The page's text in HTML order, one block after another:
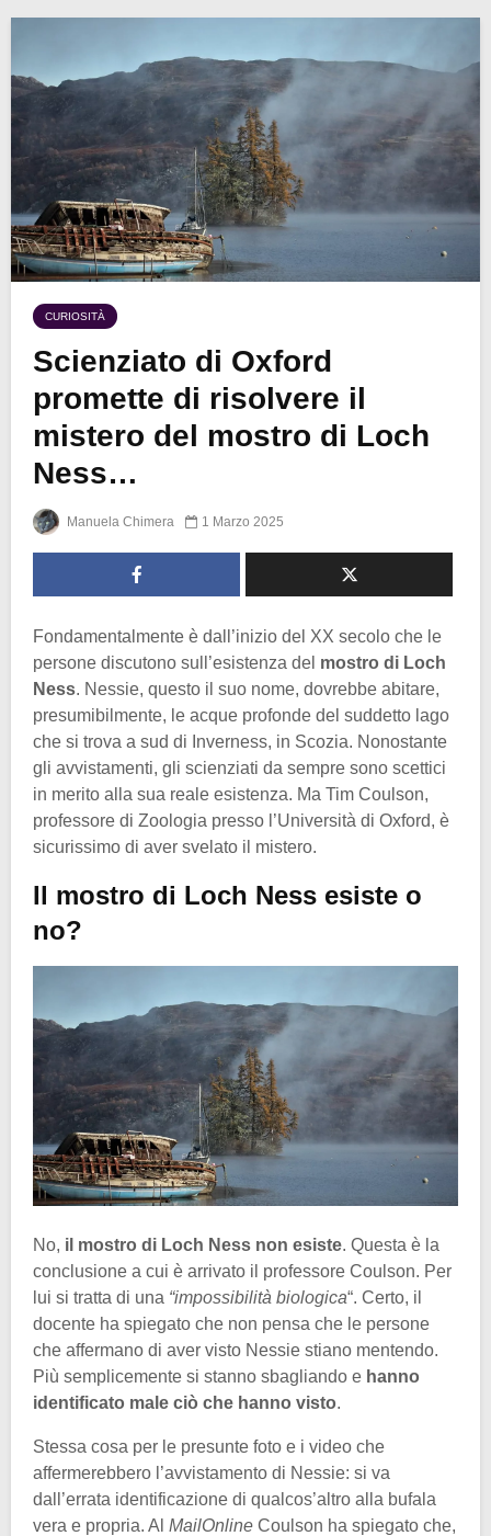
CURIOSITÀ
Scienziato di Oxford
promette di risolvere il
mistero del mostro di Loch
Ness…
Manuela Chimera 1 Marzo 2025
Fondamentalmente è dall’inizio del XX secolo che le
persone discutono sull’esistenza del mostro di Loch
Ness. Nessie, questo il suo nome, dovrebbe abitare,
presumibilmente, le acque profonde del suddetto lago
che si trova a sud di Inverness, in Scozia. Nonostante
gli avvistamenti, gli scienziati da sempre sono scettici
in merito alla sua reale esistenza. Ma Tim Coulson,
professore di Zoologia presso l’Università di Oxford, è
sicurissimo di aver svelato il mistero.
Il mostro di Loch Ness esiste o
no?
No, il mostro di Loch Ness non esiste. Questa è la
conclusione a cui è arrivato il professore Coulson. Per
lui si tratta di una “impossibilità biologica“. Certo, il
docente ha spiegato che non pensa che le persone
che affermano di aver visto Nessie stiano mentendo.
Più semplicemente si stanno sbagliando e hanno
identificato male ciò che hanno visto.
Stessa cosa per le presunte foto e i video che
affermerebbero l’avvistamento di Nessie: si va
dall’errata identificazione di qualcos’altro alla bufala
vera e propria. Al MailOnline Coulson ha spiegato che,